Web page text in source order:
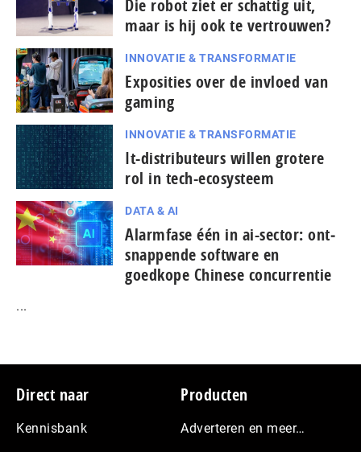
Die robot ziet er schattig uit,
maar is hij ook te vertrouwen?
INNOVATIE & TRANSFORMATIE
Exposities over de invloed van
gaming
INNOVATIE & TRANSFORMATIE
It-dis­tri­bu­teurs willen grotere
rol in tech-ecosysteem
DATA & AI
Alarmfase één in ai-sector: ont­
snap­pen­de software en
goedkope Chinese con­cur­ren­tie
...
Footer
Direct naar
Kennisbank
Producten
Adverteren en meer…